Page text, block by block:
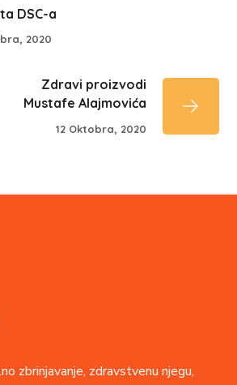
DSC-a
2020
Zdravi proizvodi
Mustafe Alajmovića
12 Oktobra, 2020
zbrinjavanje, zdravstvenu njegu,